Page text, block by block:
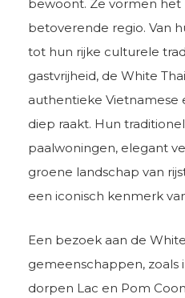
bewoont. Ze vormen het
betoverende regio. Van
tot hun rijke culturele
gastvrijheid, de White
authentieke Vietnamese
diep raakt. Hun
paalwoningen, elegant
groene landschap van
een iconisch kenmerk
Een bezoek aan de
gemeenschappen, zoals
dorpen Lac en Pom